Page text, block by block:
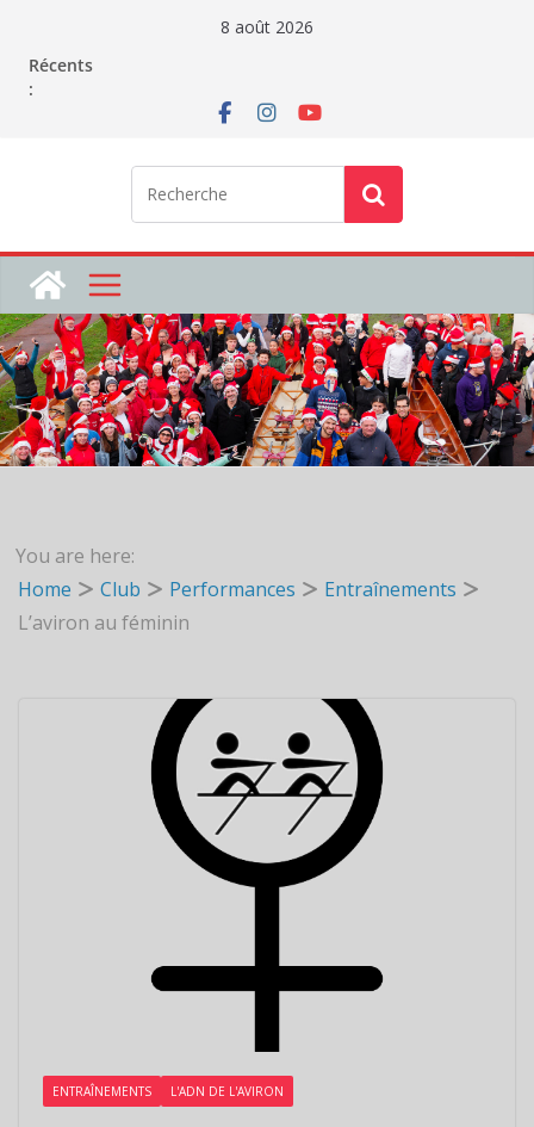
contenu
8 août 2026
Récents
:
You are here:
Home
Club Performances
Entraînements
L’aviron au féminin
ENTRAÎNEMENTS L'ADN DE L'AVIRON